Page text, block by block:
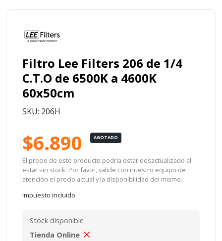
Filtro Lee Filters 206 de 1/4
C.T.O de 6500K a 4600K
60x50cm
SKU: 206H
$6.890 AGOTADO
El precio de este producto podría estar desactualizado al
estar sin stock. Por favor, valide con nuestro equipo de
atención el precio actual y la disponibilidad del mismo.
Impuesto incluido.
Stock disponible
Tienda Online